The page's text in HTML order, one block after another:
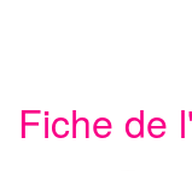
Fiche de